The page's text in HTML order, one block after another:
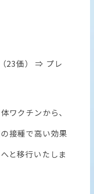
23価） ⇒ プレ
ワクチンから、
接種で高い効果
と移行いたしま